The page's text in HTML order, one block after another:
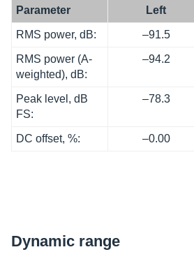
Para­me­ter Left
RMS power, dB: –91.5
RMS power (A-
weigh­ted), dB:
–94.2
Peak level, dB
FS:
–78.3
DC offset, %: –0.00
Dyna­mic range